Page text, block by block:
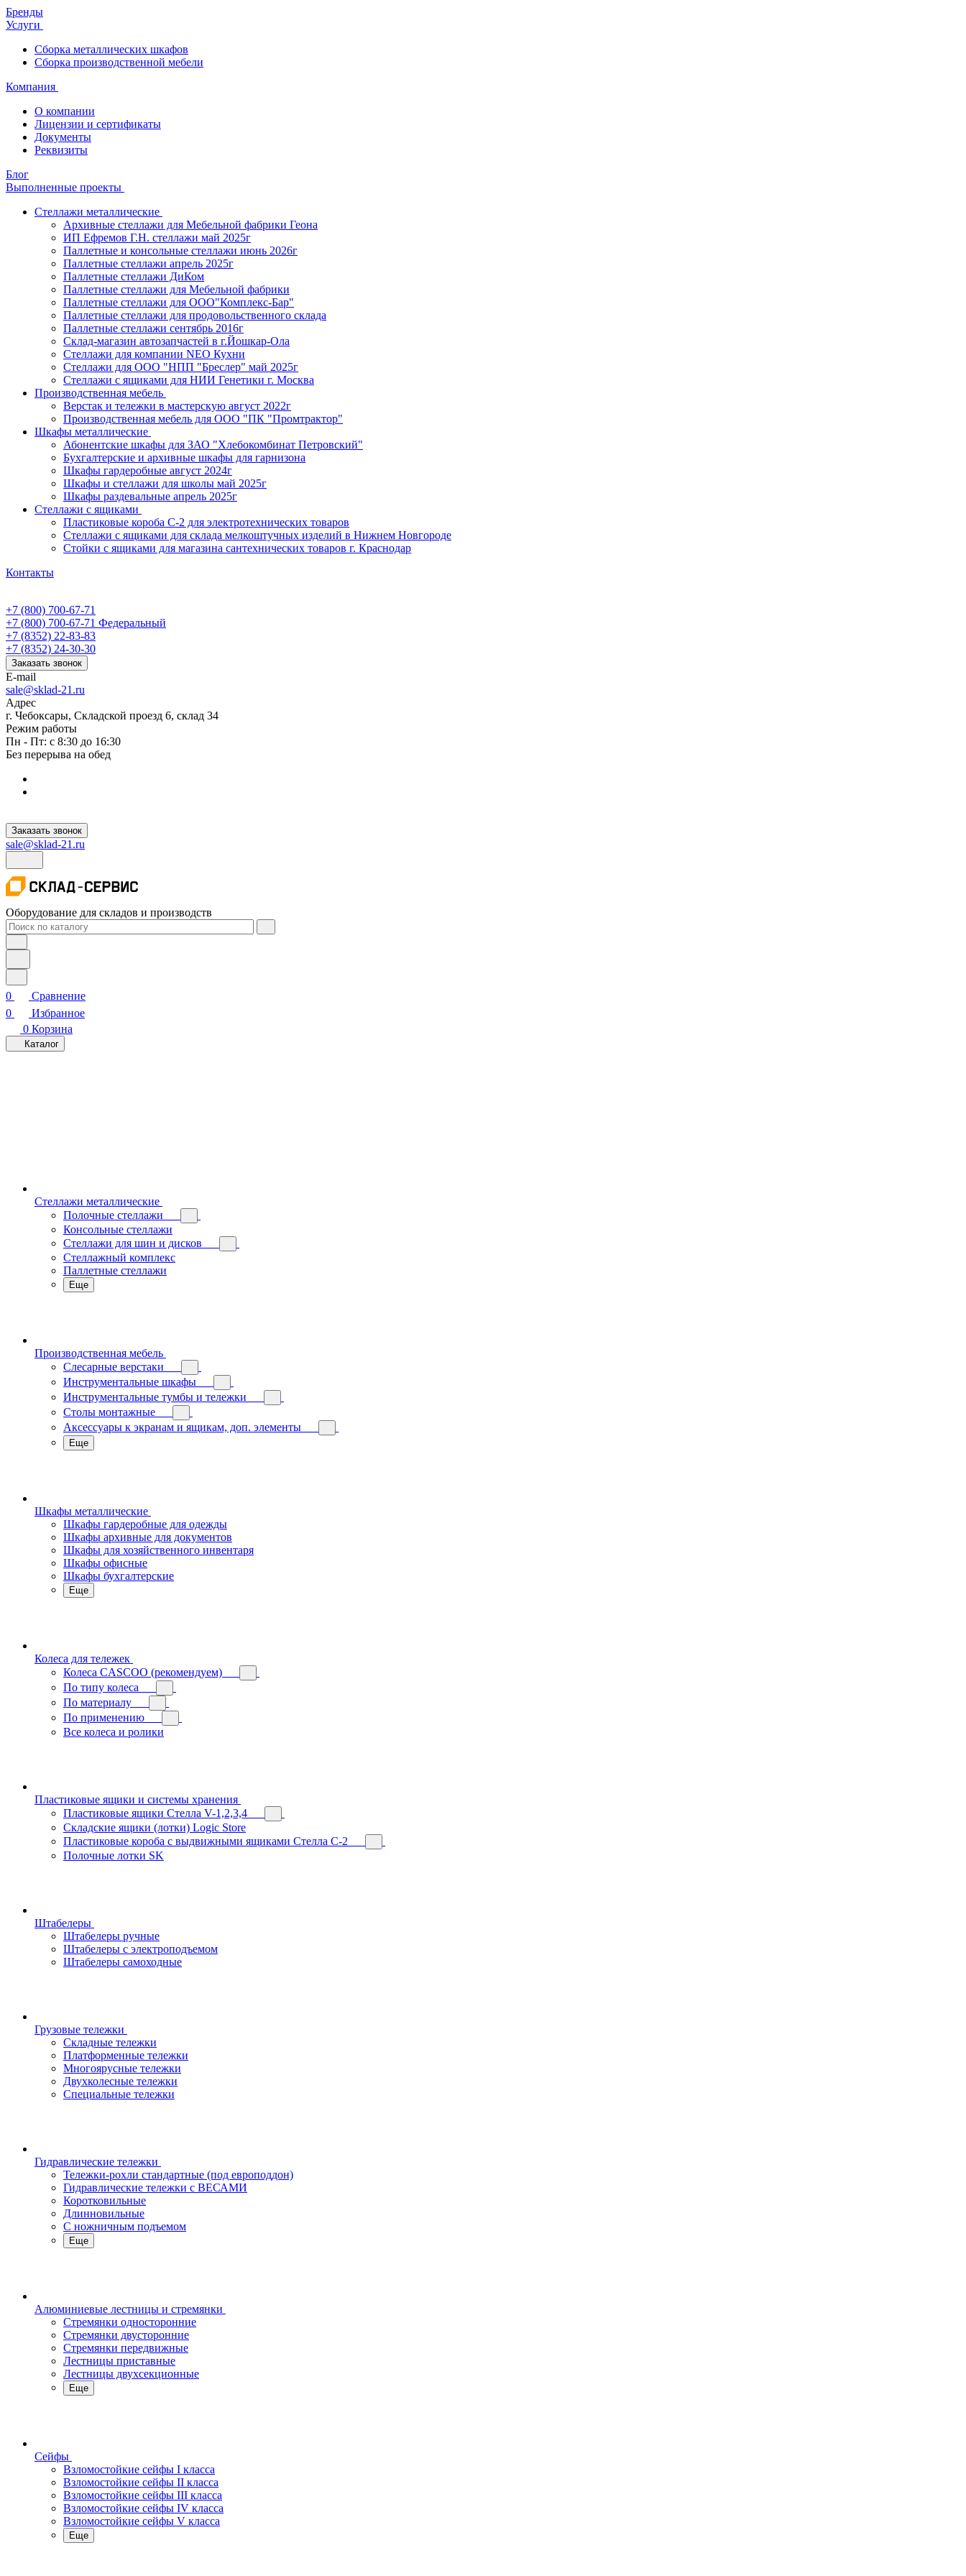
Бренды
Услуги
Сборка металлических шкафов
Сборка производственной мебели
Компания
О компании
Лицензии и сертификаты
Документы
Реквизиты
Блог
Выполненные проекты
Стеллажи металлические
Архивные стеллажи для Мебельной фабрики Геона
ИП Ефремов Г.Н. стеллажи май 2025г
Паллетные и консольные стеллажи июнь 2026г
Паллетные стеллажи апрель 2025г
Паллетные стеллажи ДиКом
Паллетные стеллажи для Мебельной фабрики
Паллетные стеллажи для ООО"Комплекс-Бар"
Паллетные стеллажи для продовольственного склада
Паллетные стеллажи сентябрь 2016г
Склад-магазин автозапчастей в г.Йошкар-Ола
Стеллажи для компании NEO Кухни
Стеллажи для ООО "НПП "Бреслер" май 2025г
Стеллажи с ящиками для НИИ Генетики г. Москва
Производственная мебель
Верстак и тележки в мастерскую август 2022г
Производственная мебель для ООО "ПК "Промтрактор"
Шкафы металлические
Абонентские шкафы для ЗАО "Хлебокомбинат Петровский"
Бухгалтерские и архивные шкафы для гарнизона
Шкафы гардеробные август 2024г
Шкафы и стеллажи для школы май 2025г
Шкафы раздевальные апрель 2025г
Стеллажи с ящиками
Пластиковые короба С-2 для электротехнических товаров
Стеллажи с ящиками для склада мелкоштучных изделий в Нижнем Новгороде
Стойки с ящиками для магазина сантехнических товаров г. Краснодар
Контакты
+7 (800) 700-67-71
+7 (800) 700-67-71 Федеральный
+7 (8352) 22-83-83
+7 (8352) 24-30-30
Заказать звонок
E-mail
sale@sklad-21.ru
Адрес
г. Чебоксары, Складской проезд 6, склад 34
Режим работы
Пн - Пт: с 8:30 до 16:30
Без перерыва на обед
Заказать звонок
sale@sklad-21.ru
Оборудование для складов и производств
0
Сравнение
0
Избранное
0 Корзина
Каталог
Стеллажи металлические
Полочные стеллажи
Консольные стеллажи
Стеллажи для шин и дисков
Стеллажный комплекс
Паллетные стеллажи
Еще
Производственная мебель
Слесарные верстаки
Инструментальные шкафы
Инструментальные тумбы и тележки
Столы монтажные
Аксессуары к экранам и ящикам, доп. элементы
Еще
Шкафы металлические
Шкафы гардеробные для одежды
Шкафы архивные для документов
Шкафы для хозяйственного инвентаря
Шкафы офисные
Шкафы бухгалтерские
Еще
Колеса для тележек
Колеса CASCOO (рекомендуем)
По типу колеса
По материалу
По применению
Все колеса и ролики
Пластиковые ящики и системы хранения
Пластиковые ящики Стелла V-1,2,3,4
Складские ящики (лотки) Logiс Store
Пластиковые короба с выдвижными ящиками Стелла С-2
Полочные лотки SK
Штабелеры
Штабелеры ручные
Штабелеры с электроподъемом
Штабелеры самоходные
Грузовые тележки
Складные тележки
Платформенные тележки
Многоярусные тележки
Двухколесные тележки
Специальные тележки
Гидравлические тележки
Тележки-рохли стандартные (под европоддон)
Гидравлические тележки с ВЕСАМИ
Коротковильные
Длинновильные
С ножничным подъемом
Еще
Алюминиевые лестницы и стремянки
Стремянки односторонние
Стремянки двусторонние
Стремянки передвижные
Лестницы приставные
Лестницы двухсекционные
Еще
Сейфы
Взломостойкие сейфы I класса
Взломостойкие сейфы II класса
Взломостойкие сейфы III класса
Взломостойкие сейфы IV класса
Взломостойкие сейфы V класса
Еще